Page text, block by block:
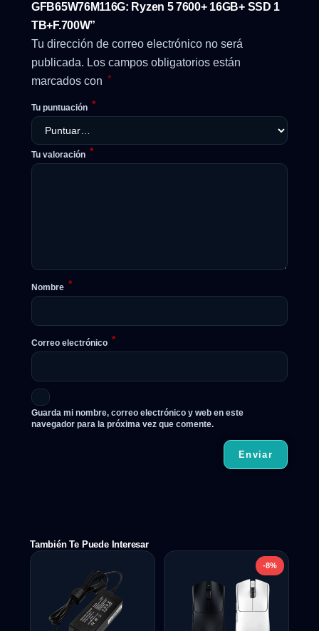
GFB65W76M116G: Ryzen 5 7600+ 16GB+ SSD 1
TB+F.700W”
Tu dirección de correo electrónico no será
publicada. Los campos obligatorios están
marcados con *
Tu puntuación *
Tu valoración *
Nombre *
Correo electrónico *
Guarda mi nombre, correo electrónico y web en este
navegador para la próxima vez que comente.
También Te Puede Interesar
-8%